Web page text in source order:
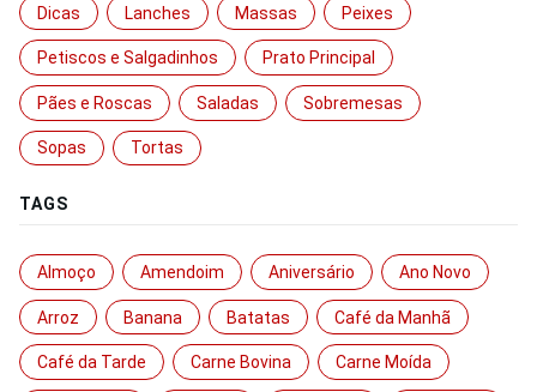
Dicas Lanches Massas Peixes
Petiscos e Salgadinhos Prato Principal
Pães e Roscas Saladas Sobremesas
Sopas Tortas
TAGS
Almoço Amendoim Aniversário Ano Novo
Arroz Banana Batatas Café da Manhã
Café da Tarde Carne Bovina Carne Moída